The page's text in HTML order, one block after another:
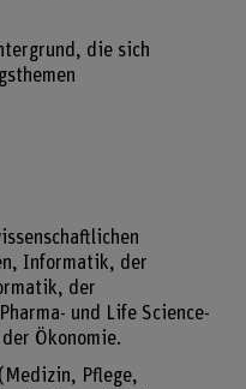
die sich
Informatik, der
der
und Life Science-
Ökonomie.
Pflege,